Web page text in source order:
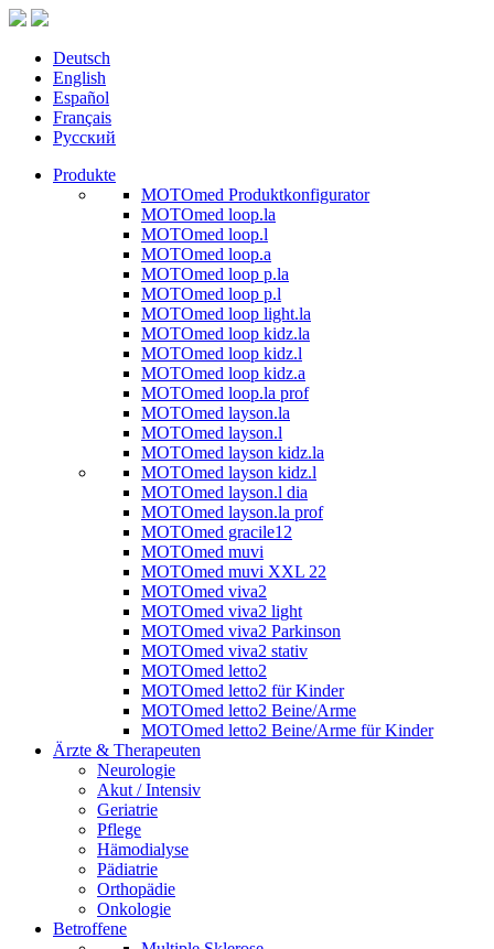
Deutsch
English
Español
Français
Русский
Produkte
MOTOmed Produktkonfigurator
MOTOmed loop.la
MOTOmed loop.l
MOTOmed loop.a
MOTOmed loop p.la
MOTOmed loop p.l
MOTOmed loop light.la
MOTOmed loop kidz.la
MOTOmed loop kidz.l
MOTOmed loop kidz.a
MOTOmed loop.la prof
MOTOmed layson.la
MOTOmed layson.l
MOTOmed layson kidz.la
MOTOmed layson kidz.l
MOTOmed layson.l dia
MOTOmed layson.la prof
MOTOmed gracile12
MOTOmed muvi
MOTOmed muvi XXL 22
MOTOmed viva2
MOTOmed viva2 light
MOTOmed viva2 Parkinson
MOTOmed viva2 stativ
MOTOmed letto2
MOTOmed letto2 für Kinder
MOTOmed letto2 Beine/Arme
MOTOmed letto2 Beine/Arme für Kinder
Ärzte & Therapeuten
Neurologie
Akut / Intensiv
Geriatrie
Pflege
Hämodialyse
Pädiatrie
Orthopädie
Onkologie
Betroffene